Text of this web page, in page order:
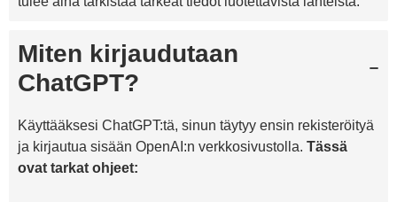
Miten kirjaudutaan
ChatGPT?
Käyttääksesi ChatGPT:tä, sinun täytyy ensin rekisteröityä
ja kirjautua sisään OpenAI:n verkkosivustolla. Tässä
ovat tarkat ohjeet: